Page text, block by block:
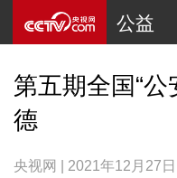
公益
第五期全国“
德
央视网 | 2021年12月27